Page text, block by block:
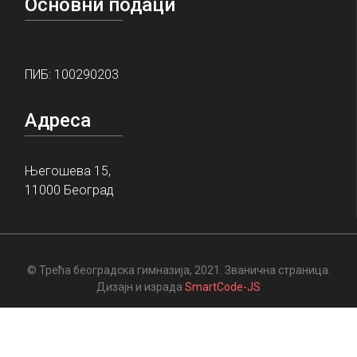
Основни подаци
ПИБ: 100290203
Адреса
Његошева 15,
11000 Београд
© Трећа београдска гимназија, 2021. Званична страница.
Дизајн и израда SmartCode-JS